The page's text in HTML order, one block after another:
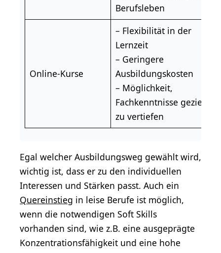
Berufsleben
Online-Kurse
– Flexibilitätin der
Lernzeit
– Geringere
Ausbildungskosten
– Möglichkeit,
Fachkenntnisse gezielt
zu vertiefen
Egal welcher Ausbildungsweg gewählt wird,
wichtig ist, dass er zu den individuellen
Interessen und Stärken passt. Auch ein
Quereinstieg in leise Berufe ist möglich,
wenn die notwendigen Soft Skills
vorhanden sind, wie z.B. eine ausgeprägte
Konzentrationsfähigkeit und eine hohe